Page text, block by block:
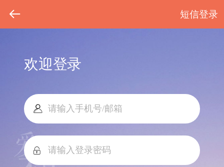
短信登录
欢迎登录